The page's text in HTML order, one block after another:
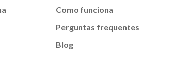
Como funciona
Perguntas frequentes
Blog